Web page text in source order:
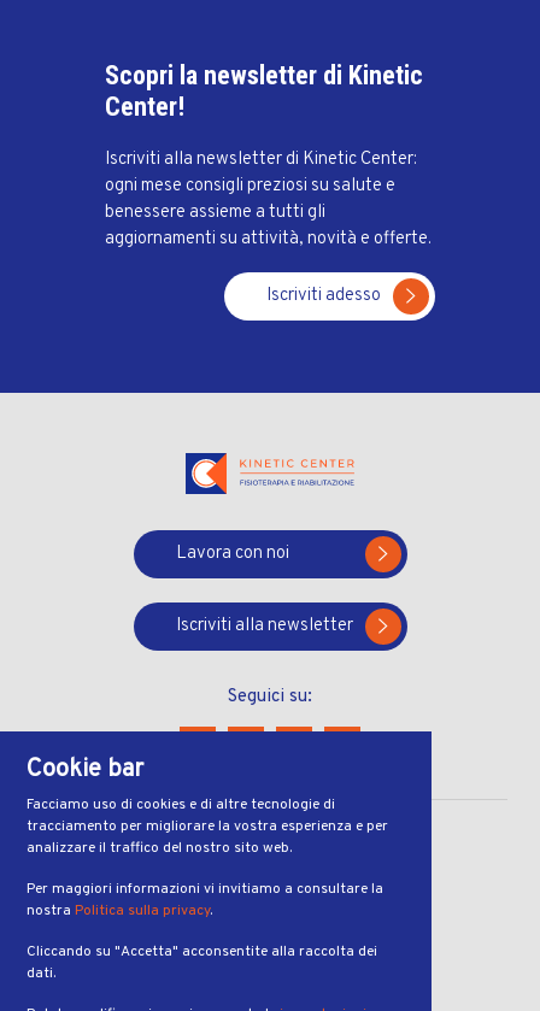
Scopri la newsletter di Kinetic
Center!
Iscriviti alla newsletter di Kinetic Center:
ogni mese consigli preziosi su salute e
benessere assieme a tutti gli
aggiornamenti su attività, novità e offerte.
Iscriviti adesso
Lavora con noi
Iscriviti alla newsletter
Seguici su:
CONTATTI
Via Ferruccio Pelli 13
6900, Lugano
ORARI
Cookie bar
Facciamo uso di cookies e di altre tecnologie di
tracciamento per migliorare la vostra esperienza e per
analizzare il traffico del nostro sito web.
Per maggiori informazioni vi invitiamo a consultare la
nostra Politica sulla privacy.
Cliccando su "Accetta" acconsentite alla raccolta dei
dati.